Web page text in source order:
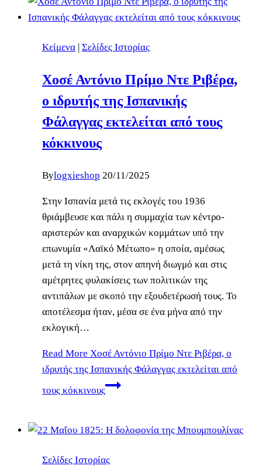
Κείμενα | Σελίδες Ιστορίας
Χοσέ Αντόνιο Πρίμο Ντε Ριβέρα,
ο ιδρυτής της Ισπανικής
Φάλαγγας εκτελείται από τους
κόκκινους
Bylogxieshop 20/11/2025
Στην Ισπανία μετά τις εκλογές του 1936
θριάμβευσε και πάλι η συμμαχία των κέντρο-
αριστερών και αναρχικών κομμάτων υπό την
επωνυμία «Λαϊκό Μέτωπο» η οποία, αμέσως
μετά τη νίκη της, στον απηνή διωγμό και στις
αμέτρητες φυλακίσεις των πολιτικών της
αντιπάλων με σκοπό την εξουδετέρωσή τους. Το
αποτέλεσμα ήταν, μέσα σε ένα μήνα από την
εκλογική…
Read More Χοσέ Αντόνιο Πρίμο Ντε Ριβέρα, ο
ιδρυτής της Ισπανικής Φάλαγγας εκτελείται από
τους κόκκινους
Σελίδες Ιστορίας